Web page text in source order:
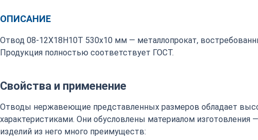
ОПИСАНИЕ
Отвод 08-12Х18Н10Т 530х10 мм — металлопрокат,
Продукция полностью соответствует ГОСТ.
Свойства и применение
Отводы нержавеющие представленных размеров обладает
характеристиками. Они обусловлены материалом
изделий из него много преимуществ: